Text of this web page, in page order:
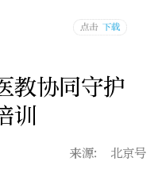
教协同守护
训
来源: 北京号